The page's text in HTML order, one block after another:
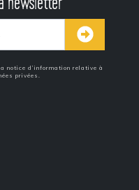
notice d’information relative à
privées.